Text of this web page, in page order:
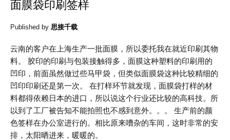
面膜袋印刷签样
Published by 思接千载
云南的客户在上海生产一批面膜，所以委托我在就近印刷其物
料。 胶印的印刷与包装接触得多，面膜这种塑料的印刷用的
凹印，前面虽然做过些马甲袋，但类似面膜袋这种比较精细的
凹印印刷还是第一次。 在打样环节就发现，面膜袋打样的材
料都得依赖日本的进口，所以说这个行业还比较的高科技。所
以到了工厂被告知不能拍照也不感到意外。。。 生产前的颜
色签样在办公室进行的。相比原来嘈杂的车间，这时非常的安
排，太阳晒进来，暖暖的。